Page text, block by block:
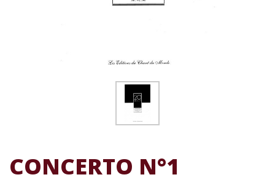
CONCERTO N°1